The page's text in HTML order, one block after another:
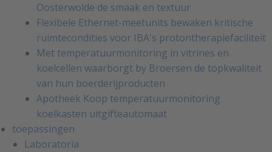
Oosterwolde de smaak en textuur
Flexibele Ethernet-meetunits bewaken kritische
ruimtecondities voor IBA's protontherapiefaciliteit
Met temperatuurmonitoring in vitrines en
koelcellen waarborgt by Broersen de topkwaliteit
van hun boerderijproducten
Apotheek Koop temperatuurmonitoring
koelkasten uitgifteautomaat
toepassingen
Laboratoria